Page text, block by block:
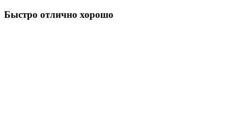
Быстро отлично хорошо